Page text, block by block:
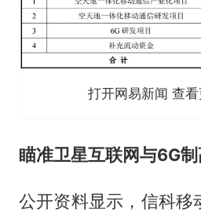
打开网易新闻 查
瞄准卫星互联网与6G
公开资料显示，信科移